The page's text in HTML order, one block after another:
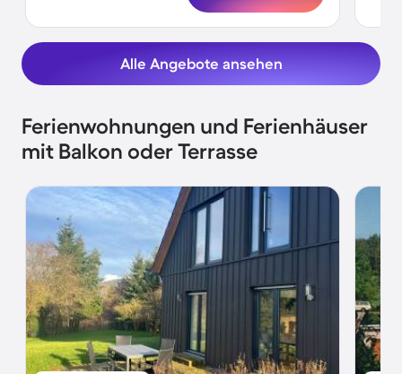
Alle Angebote ansehen
Ferienwohnungen und Ferienhäuser
mit Balkon oder Terrasse